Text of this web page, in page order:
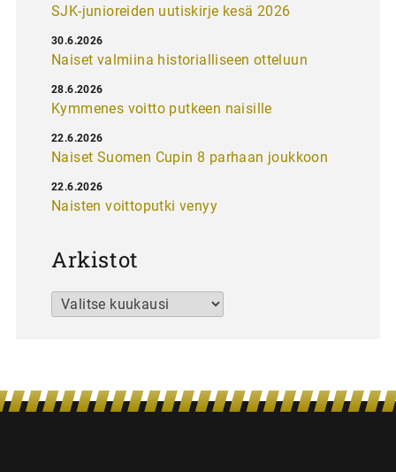
SJK-junioreiden uutiskirje kesä 2026
Naiset valmiina historialliseen otteluun
30.6.2026
Kymmenes voitto putkeen naisille
28.6.2026
Naiset Suomen Cupin 8 parhaan joukkoon
22.6.2026
Naisten voittoputki venyy
22.6.2026
Arkistot
Arkistot